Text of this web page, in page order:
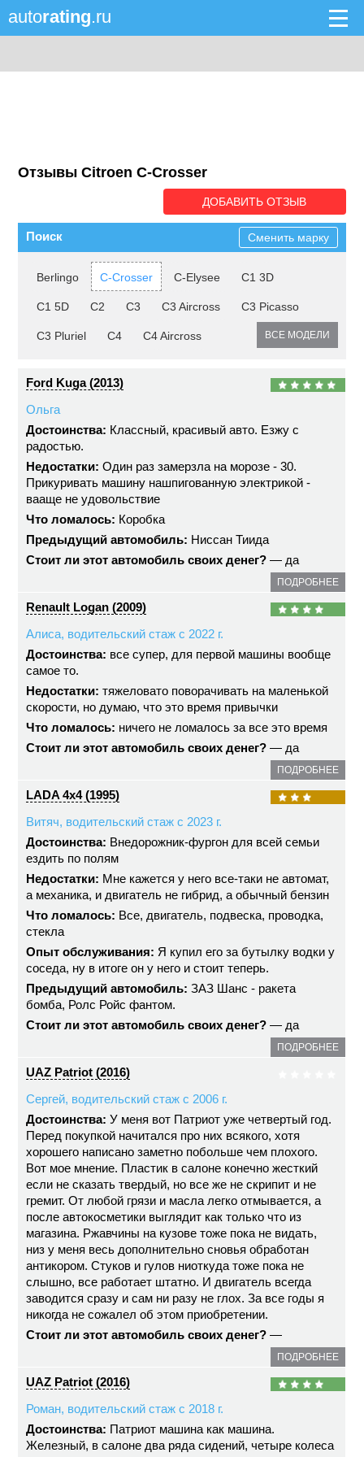
autorating.ru
Отзывы Citroen C-Crosser
ДОБАВИТЬ ОТЗЫВ
Поиск Сменить марку
Berlingo C-Crosser C-Elysee C1 3D
C1 5D C2 C3 C3 Aircross C3 Picasso
C3 Pluriel C4 C4 Aircross ВСЕ МОДЕЛИ
Ford Kuga (2013)
Ольга
Достоинства: Классный, красивый авто. Езжу с
радостью.
Недостатки: Один раз замерзла на морозе - 30.
Прикуривать машину нашпигованную электрикой -
вааще не удовольствие
Что ломалось: Коробка
Предыдущий автомобиль: Ниссан Тиида
Стоит ли этот автомобиль своих денег? — да
ПОДРОБНЕЕ
Renault Logan (2009)
Алиса, водительский стаж с 2022 г.
Достоинства: все супер, для первой машины вообще
самое то.
Недостатки: тяжеловато поворачивать на маленькой
скорости, но думаю, что это время привычки
Что ломалось: ничего не ломалось за все это время
Стоит ли этот автомобиль своих денег? — да
ПОДРОБНЕЕ
LADA 4x4 (1995)
Витяч, водительский стаж с 2023 г.
Достоинства: Внедорожник-фургон для всей семьи
ездить по полям
Недостатки: Мне кажется у него все-таки не автомат,
а механика, и двигатель не гибрид, а обычный бензин
Что ломалось: Все, двигатель, подвеска, проводка,
стекла
Опыт обслуживания: Я купил его за бутылку водки у
соседа, ну в итоге он у него и стоит теперь.
Предыдущий автомобиль: ЗАЗ Шанс - ракета
бомба, Ролс Ройс фантом.
Стоит ли этот автомобиль своих денег? — да
ПОДРОБНЕЕ
UAZ Patriot (2016)
Сергей, водительский стаж с 2006 г.
Достоинства: У меня вот Патриот уже четвертый год.
Перед покупкой начитался про них всякого, хотя
хорошего написано заметно побольше чем плохого.
Вот мое мнение. Пластик в салоне конечно жесткий
если не сказать твердый, но все же не скрипит и не
гремит. От любой грязи и масла легко отмывается, а
после автокосметики выглядит как только что из
магазина. Ржавчины на кузове тоже пока не видать,
низ у меня весь дополнительно сновья обработан
антикором. Стуков и гулов ниоткуда тоже пока не
слышно, все работает штатно. И двигатель всегда
заводится сразу и сам ни разу не глох. За все годы я
никогда не сожалел об этом приобретении.
Стоит ли этот автомобиль своих денег? —
ПОДРОБНЕЕ
UAZ Patriot (2016)
Роман, водительский стаж с 2018 г.
Достоинства: Патриот машина как машина.
Железный, в салоне два ряда сидений, четыре колеса